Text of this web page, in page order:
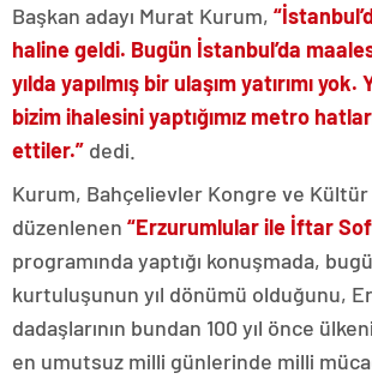
Başkan adayı Murat Kurum,
haline geldi. Bugün İstanbul’da
yılda yapılmış bir ulaşım yatırımı yok.
bizim ihalesini yaptığımız metro
ettiler.” dedi.
Kurum, Bahçelievler Kongre ve Kültür
düzenlenen “Erzurumlular ile İftar
programında yaptığı konuşmada,
kurtuluşunun yıl dönümü olduğunu,
dadaşlarının bundan 100 yıl önce
en umutsuz milli günlerinde milli